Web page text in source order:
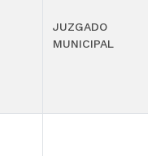
JUZGADO
MUNICIPAL